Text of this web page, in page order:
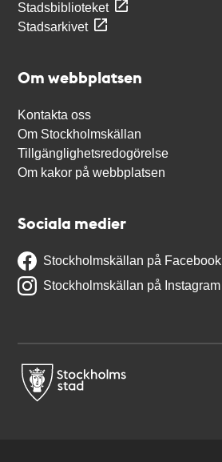
Stadsbiblioteket
Stadsarkivet
Om webbplatsen
Kontakta oss
Om Stockholmskällan
Tillgänglighetsredogörelse
Om kakor på webbplatsen
Sociala medier
Stockholmskällan på Facebook
Stockholmskällan på Instagram